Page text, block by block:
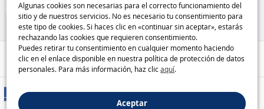
Algunas cookies son necesarias para el correcto funcionamiento del
sitio y de nuestros servicios. No es necesario tu consentimiento para
este tipo de cookies. Si haces clic en «continuar sin aceptar», estarás
rechazando las cookies que requieren consentimiento.
Puedes retirar tu consentimiento en cualquier momento haciendo
clic en el enlace disponible en nuestra política de protección de datos
personales. Para más información, haz clicaquí.
Aceptar
Casa y Ocio
Ayuda / Contacto
Métodos de entrega